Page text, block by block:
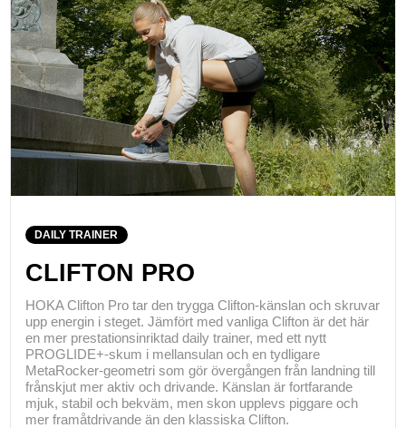
DAILY TRAINER
CLIFTON PRO
HOKA Clifton Pro tar den trygga Clifton-känslan och skruvar
upp energin i steget. Jämfört med vanliga Clifton är det här
en mer prestationsinriktad daily trainer, med ett nytt
PROGLIDE+-skum i mellansulan och en tydligare
MetaRocker-geometri som gör övergången från landning till
frånskjut mer aktiv och drivande. Känslan är fortfarande
mjuk, stabil och bekväm, men skon upplevs piggare och
mer framåtdrivande än den klassiska Clifton.